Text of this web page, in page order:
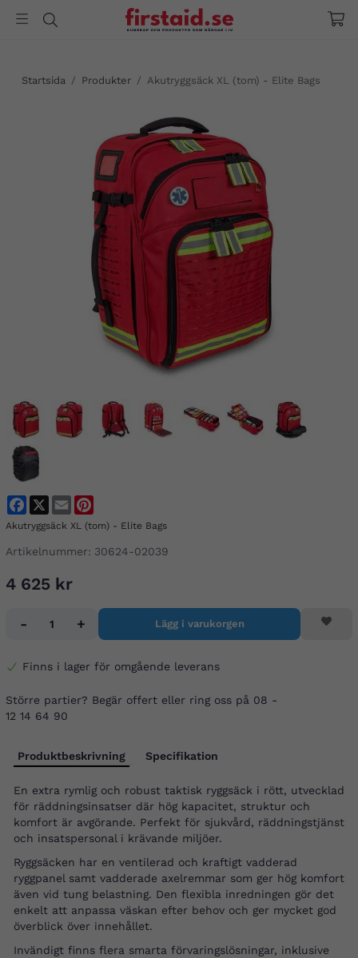
Startsida / Produkter / Akutryggsäck XL (tom) - Elite Bags
FacebookEmail
Akutryggsäck XL (tom) - Elite Bags
Artikelnummer: 30624-02039
4 625 kr
- + Lägg i varukorgen
Finns i lager för omgående leverans
Större partier? Begär offert eller ring oss på 08 -
12 14 64 90
Produktbeskrivning Specifikation
En extra rymlig och robust taktisk ryggsäck i rött, utvecklad
för räddningsinsatser där hög kapacitet, struktur och
komfort är avgörande. Perfekt för sjukvård, räddningstjänst
och insatspersonal i krävande miljöer.
Ryggsäcken har en ventilerad och kraftigt vadderad
ryggpanel samt vadderade axelremmar som ger hög komfort
även vid tung belastning. Den flexibla inredningen gör det
enkelt att anpassa väskan efter behov och ger mycket god
överblick över innehållet.
Invändigt finns flera smarta förvaringslösningar, inklusive